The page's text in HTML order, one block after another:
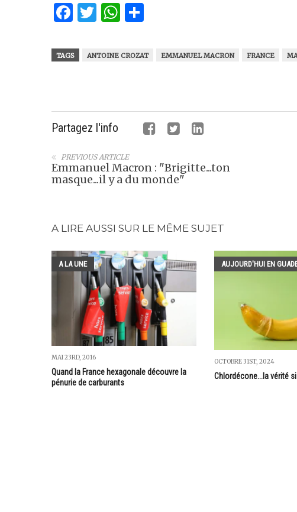
Facebook
Twitter
WhatsApp
TAGS ANTOINE CROZAT EMMANUEL MACRON FRANCE
Partagez l'info
PREVIOUS ARTICLE
Emmanuel Macron : "Brigitte...ton
masque...il y a du monde"
A LIRE AUSSI SUR LE MÊME SUJET
A LA UNE
MAI 23RD, 2016
Quand la France hexagonale découvre la
pénurie de carburants
AUJOURD'HUI EN
OCTOBRE 31ST, 2024
Chlordécone...la vérité